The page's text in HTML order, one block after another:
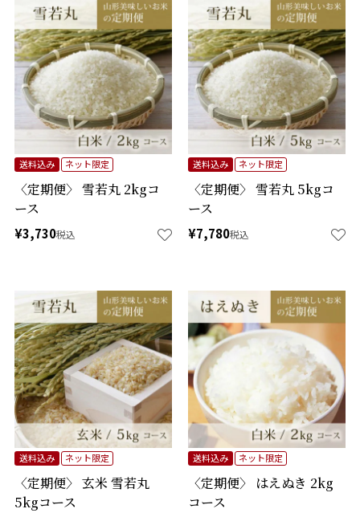
〈定期便〉 雪若丸 2kgコ
ース
送料込み ネット限定
¥3,730税込
〈定期便〉 雪若丸 5kgコ
ース
送料込み ネット限定
¥7,780税込
〈定期便〉 玄米 雪若丸
5kgコース
送料込み ネット限定
〈定期便〉 はえぬき 2kg
コース
送料込み ネット限定